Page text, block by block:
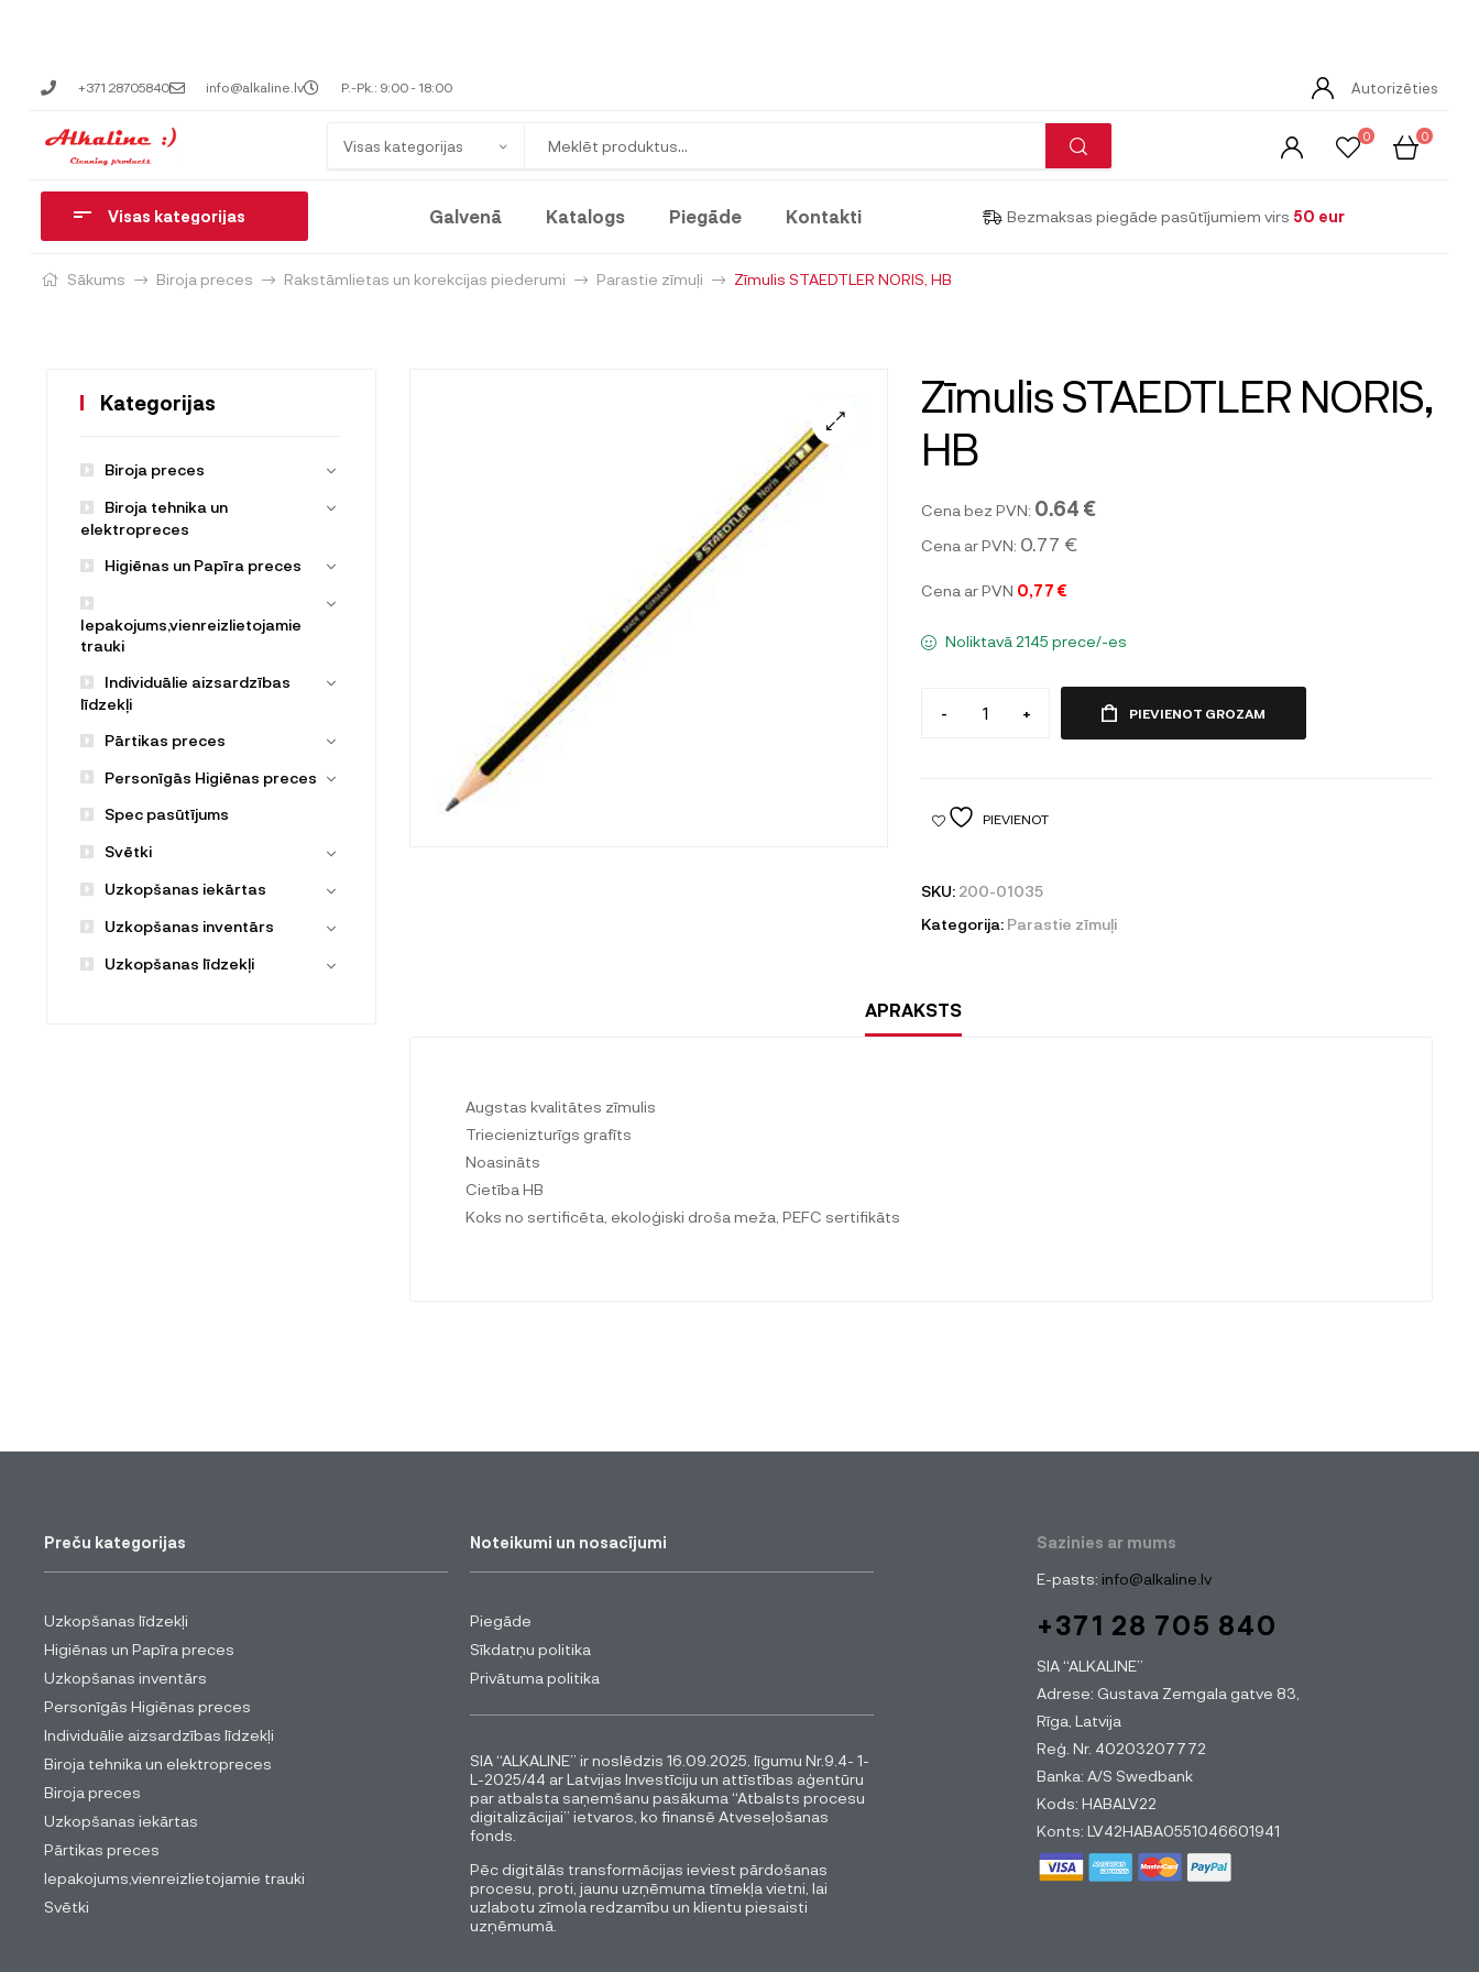
+371 28705840 info@alkaline.lv P.-Pk.: 9:00 - 18:00 Autorizēties
Visas kategorijas
0 0
Visas kategorijas Galvenā Katalogs Piegāde Kontakti Bezmaksas piegāde pasūtījumiem virs 50 eur
Sākums Biroja preces Rakstāmlietas un korekcijas piederumi Parastie zīmuļi Zīmulis STAEDTLER NORIS, HB
Zīmulis STAEDTLER NORIS,
HB
Cena bez PVN: 0.64 €
Cena ar PVN: 0.77 €
Cena ar PVN 0,77 €
Noliktavā 2145 prece/-es
- + PIEVIENOT GROZAM
PIEVIENOT
SKU: 200-01035
Kategorija: Parastie zīmuļi
APRAKSTS
Augstas kvalitātes zīmulis
Triecienizturīgs grafīts
Noasināts
Cietība HB
Koks no sertificēta, ekoloģiski droša meža, PEFC sertifikāts
Kategorijas
Biroja preces
Biroja tehnika un
elektropreces
Higiēnas un Papīra preces
Iepakojums,vienreizlietojamie
trauki
Individuālie aizsardzības
līdzekļi
Pārtikas preces
Personīgās Higiēnas preces
Spec pasūtījums
Svētki
Uzkopšanas iekārtas
Uzkopšanas inventārs
Uzkopšanas līdzekļi
Preču kategorijas
Uzkopšanas līdzekļi
Higiēnas un Papīra preces
Uzkopšanas inventārs
Personīgās Higiēnas preces
Individuālie aizsardzības līdzekļi
Biroja tehnika un elektropreces
Biroja preces
Uzkopšanas iekārtas
Pārtikas preces
Iepakojums,vienreizlietojamie trauki
Svētki
Noteikumi un nosacījumi
Piegāde
Sīkdatņu politika
Privātuma politika
SIA “ALKALINE” ir noslēdzis 16.09.2025. līgumu Nr.9.4- 1-
L-2025/44 ar Latvijas Investīciju un attīstības aģentūru
par atbalsta saņemšanu pasākuma “Atbalsts procesu
digitalizācijai” ietvaros, ko finansē Atveseļošanas
fonds.
Pēc digitālās transformācijas ieviest pārdošanas
procesu, proti, jaunu uzņēmuma tīmekļa vietni, lai
uzlabotu zīmola redzamību un klientu piesaisti
uzņēmumā.
Sazinies ar mums
E-pasts: info@alkaline.lv
+371 28 705 840
SIA “ALKALINE”
Adrese: Gustava Zemgala gatve 83,
Rīga, Latvija
Reģ. Nr. 40203207772
Banka: A/S Swedbank
Kods: HABALV22
Konts: LV42HABA0551046601941